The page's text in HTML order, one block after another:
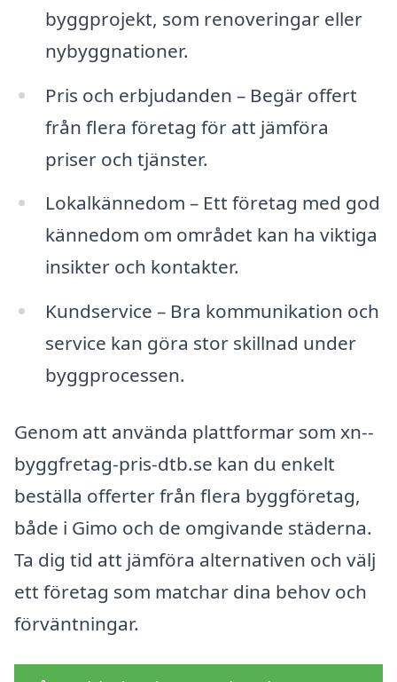
byggprojekt, som renoveringar eller
nybyggnationer.
Pris och erbjudanden – Begär offert
från flera företag för att jämföra
priser och tjänster.
Lokalkännedom – Ett företag med god
kännedom om området kan ha viktiga
insikter och kontakter.
Kundservice – Bra kommunikation och
service kan göra stor skillnad under
byggprocessen.
Genom att använda plattformar som xn--
byggfretag-pris-dtb.se kan du enkelt
beställa offerter från flera byggföretag,
både i Gimo och de omgivande städerna.
Ta dig tid att jämföra alternativen och välj
ett företag som matchar dina behov och
förväntningar.